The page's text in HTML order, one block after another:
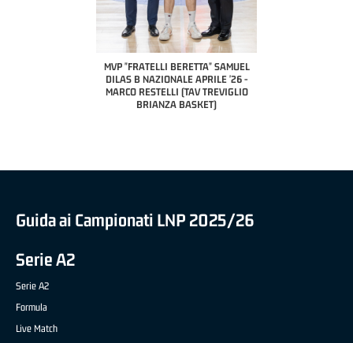
MVP "FRATELLI BERETTA" SAMUEL
DILAS B NAZIONALE APRILE '26 -
MARCO RESTELLI (TAV TREVIGLIO
BRIANZA BASKET)
Guida ai Campionati LNP 2025/26
Serie A2
Serie A2
Formula
Live Match